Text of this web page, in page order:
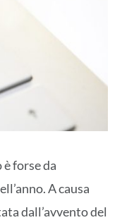
è forse da
A causa
dall’avvento del